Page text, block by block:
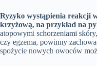
Ryzyko wystąpienia reakcji
krzyżową, na przykład na
atopowymi schorzeniami
czy egzema, powinny
spożycie nowych owoców